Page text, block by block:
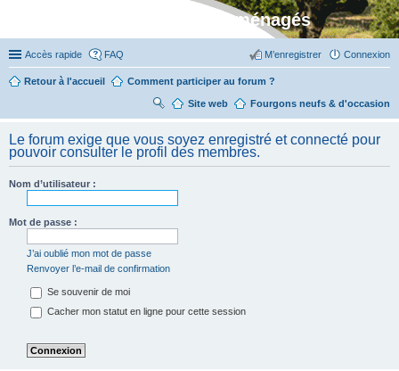
Stylevan - Vans aménagés
Accès rapide FAQ Connexion
M’enregistrer
Retour à l'accueil Comment participer au forum ?
Fourgons neufs & d'occasion
Site web
R
her
ch
er
Le forum exige que vous soyez enregistré et connecté pour
pouvoir consulter le profil des membres.
Nom d’utilisateur :
Mot de passe :
J’ai oublié mon mot de passe
Renvoyer l’e-mail de confirmation
Se souvenir de moi
Cacher mon statut en ligne pour cette session